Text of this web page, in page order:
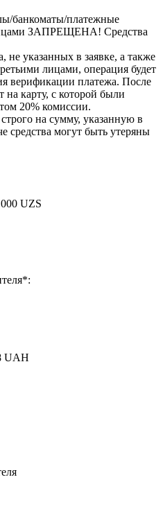
банкоматы/платежные
ЗАПРЕЩЕНА! Средства
не указанных в заявке, а также
лицами, операция будет
верификации платежа. После
на карту, с которой были
20% комиссии.
на сумму, указанную в
средства могут быть утеряны
UZS
*:
UAH